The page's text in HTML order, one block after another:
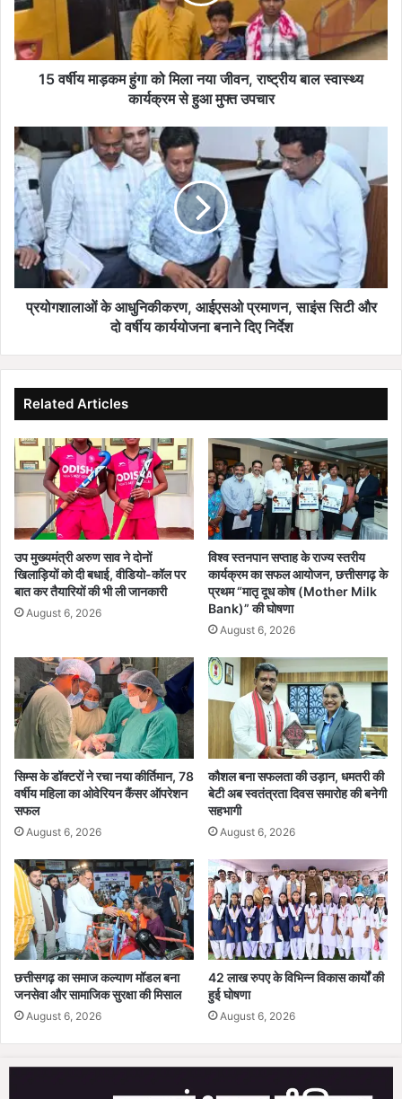
क
म
मि
ला
न
या
जी
व
न
,
ष्ट्री
स्थ्य
र्य
क्र
म
से
आ
फ्त
उ
प
15 वर्षीय माड़कम हुंगा को मिला नया जीवन, राष्ट्रीय बाल स्वास्थ्य
कार्यक्रम से हुआ मुफ्त उपचार
प्र
यो
ग
शा
ला
ओं
के
आ
धु
आ
ई
ए
स
ओ
मा
ण
न
,
सा
टी
औ
र
दो
व
र्षी
य
का
र्य
ज
ना
ब
ना
ने
ए
नि
र्दे
श
प्रयोगशालाओं के आधुनिकीकरण, आईएसओ प्रमाणन, साइंस सिटी और
दो वर्षीय कार्ययोजना बनाने दिए निर्देश
Related Articles
उप मुख्यमंत्री अरुण साव ने दोनों
खिलाड़ियों को दी बधाई, वीडियो-कॉल पर
बात कर तैयारियों की भी ली जानकारी
August 6, 2026
विश्व स्तनपान सप्ताह के राज्य स्तरीय
कार्यक्रम का सफल आयोजन, छत्तीसगढ़ के
प्रथम “मातृ दूध कोष (Mother Milk
Bank)” की घोषणा
August 6, 2026
सिम्स के डॉक्टरों ने रचा नया कीर्तिमान, 78
वर्षीय महिला का ओवेरियन कैंसर ऑपरेशन
सफल
August 6, 2026
कौशल बना सफलता की उड़ान, धमतरी की
बेटी अब स्वतंत्रता दिवस समारोह की बनेगी
सहभागी
August 6, 2026
छत्तीसगढ़ का समाज कल्याण मॉडल बना
जनसेवा और सामाजिक सुरक्षा की मिसाल
August 6, 2026
42 लाख रुपए के विभिन्न विकास कार्यों की
हुई घोषणा
August 6, 2026